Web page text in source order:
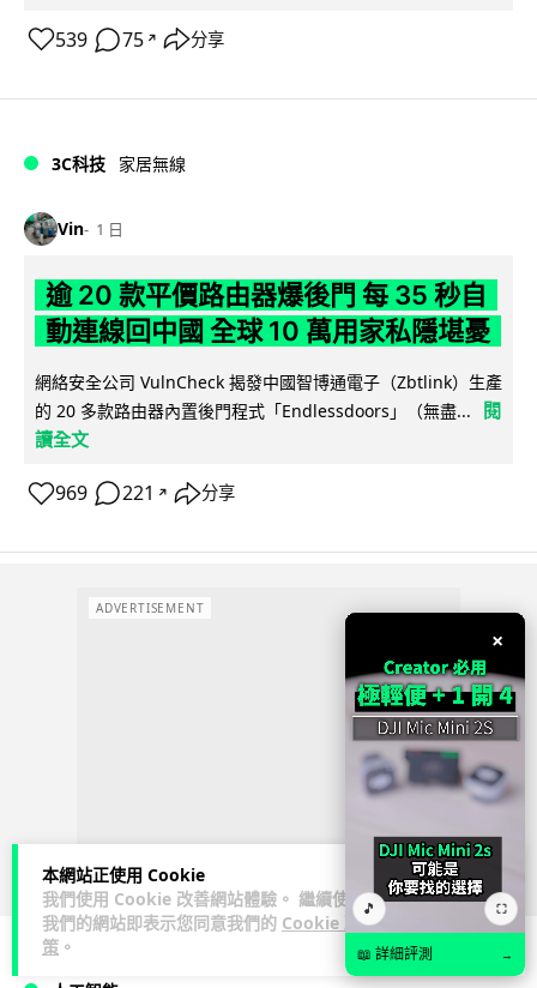
本網站正使用 Cookie
我們使用 Cookie 改善網站體驗。 繼續使用
我們的網站即表示您同意我們的 Cookie 政
策 。
539 75 ↗ 分享
3C科技 家居無線
Vin 1 日
逾 20 款平價路由器爆後門 每 35 秒自
動連線回中國 全球 10 萬用家私隱堪憂
網絡安全公司 VulnCheck 揭發中國智博通電子（Zbtlink）生產
的 20 多款路由器內置後門程式「Endlessdoors」（無盡...
閱
讀全文
969 221 ↗ 分享
ADVERTISEMENT
×
🎵 ⛶
📖 詳細評測 →